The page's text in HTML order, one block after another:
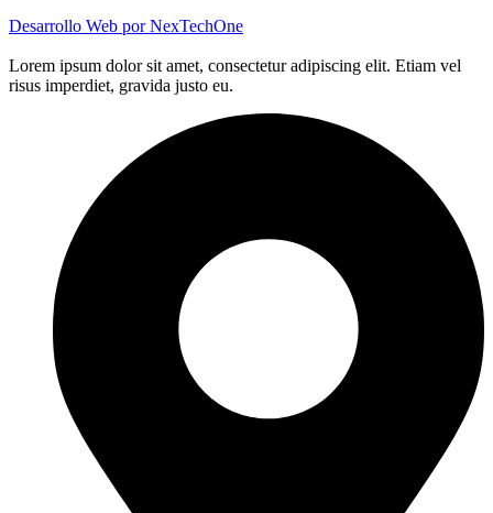
Desarrollo Web porNexTechOne
Lorem ipsum dolor sit amet, consectetur adipiscing elit. Etiam vel
risus imperdiet, gravida justo eu.